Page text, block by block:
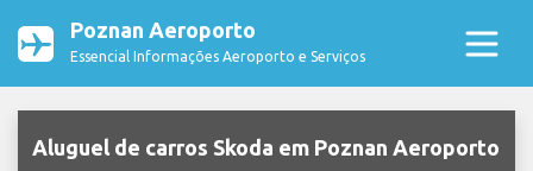
Poznan Aeroporto
Essencial Informações Aeroporto e Serviços
Aluguel de carros Skoda em Poznan Aeroporto